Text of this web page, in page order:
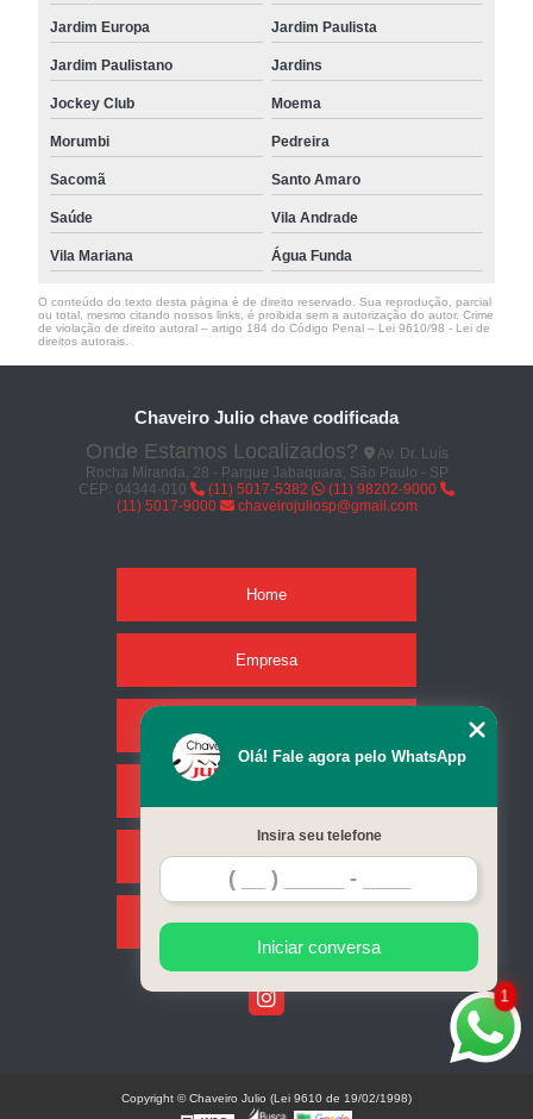
Jardim Europa Jardim Paulista
Jardim Paulistano Jardins
Jockey Club Moema
Morumbi Pedreira
Sacomã Santo Amaro
Saúde Vila Andrade
Vila Mariana Água Funda
O conteúdo do texto desta página é de direito reservado. Sua reprodução, parcial
ou total, mesmo citando nossos links, é proibida sem a autorização do autor. Crime
de violação de direito autoral – artigo 184 do Código Penal – Lei 9610/98 - Lei de
direitos autorais
Chaveiro Julio chave codificada
Onde Estamos Localizados?
Av. Dr. Luís
Rocha Miranda, 28 - Parque Jabaquara, São Paulo - SP
CEP: 04344-010
(11) 5017-5382
(11) 98202-9000
(11) 5017-9000
chaveirojuliosp@gmail.com
Home
Empresa
Contato
Mapa do site
1
Olá! Fale agora pelo WhatsApp
Insira seu telefone
Iniciar conversa
Copyright © Chaveiro Julio (Lei 9610 de 19/02/1998)